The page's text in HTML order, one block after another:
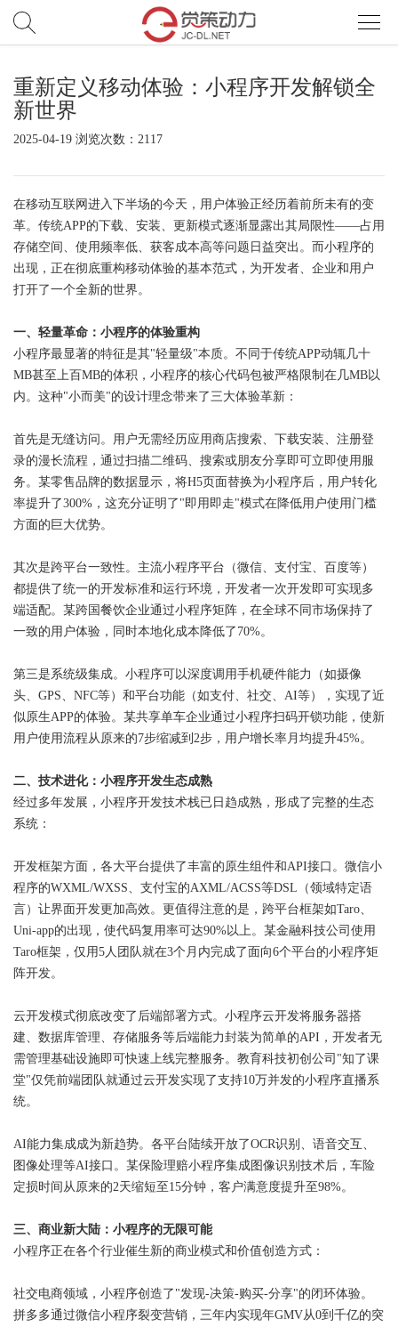
首
务
网
开
发
序/APP
开
发
商
例
策
新
系
重新定义移动体验：小程序开发解锁全
新世界
2025-04-19 浏览次数：2117
在移动互联网进入下半场的今天，用户体验正经历着前所未有的变
革。传统APP的下载、安装、更新模式逐渐显露出其局限性——占用
存储空间、使用频率低、获客成本高等问题日益突出。而小程序的
出现，正在彻底重构移动体验的基本范式，为开发者、企业和用户
打开了一个全新的世界。
一、轻量革命：小程序的体验重构
小程序最显著的特征是其"轻量级"本质。不同于传统APP动辄几十
MB甚至上百MB的体积，小程序的核心代码包被严格限制在几MB以
内。这种"小而美"的设计理念带来了三大体验革新：
首先是无缝访问。用户无需经历应用商店搜索、下载安装、注册登
录的漫长流程，通过扫描二维码、搜索或朋友分享即可立即使用服
务。某零售品牌的数据显示，将H5页面替换为小程序后，用户转化
率提升了300%，这充分证明了"即用即走"模式在降低用户使用门槛
方面的巨大优势。
其次是跨平台一致性。主流小程序平台（微信、支付宝、百度等）
都提供了统一的开发标准和运行环境，开发者一次开发即可实现多
端适配。某跨国餐饮企业通过小程序矩阵，在全球不同市场保持了
一致的用户体验，同时本地化成本降低了70%。
第三是系统级集成。小程序可以深度调用手机硬件能力（如摄像
头、GPS、NFC等）和平台功能（如支付、社交、AI等），实现了近
似原生APP的体验。某共享单车企业通过小程序扫码开锁功能，使新
用户使用流程从原来的7步缩减到2步，用户增长率月均提升45%。
二、技术进化：小程序开发生态成熟
经过多年发展，小程序开发技术栈已日趋成熟，形成了完整的生态
系统：
开发框架方面，各大平台提供了丰富的原生组件和API接口。微信小
程序的WXML/WXSS、支付宝的AXML/ACSS等DSL（领域特定语
言）让界面开发更加高效。更值得注意的是，跨平台框架如Taro、
Uni-app的出现，使代码复用率可达90%以上。某金融科技公司使用
Taro框架，仅用5人团队就在3个月内完成了面向6个平台的小程序矩
阵开发。
云开发模式彻底改变了后端部署方式。小程序云开发将服务器搭
建、数据库管理、存储服务等后端能力封装为简单的API，开发者无
需管理基础设施即可快速上线完整服务。教育科技初创公司"知了课
堂"仅凭前端团队就通过云开发实现了支持10万并发的小程序直播系
统。
AI能力集成成为新趋势。各平台陆续开放了OCR识别、语音交互、
图像处理等AI接口。某保险理赔小程序集成图像识别技术后，车险
定损时间从原来的2天缩短至15分钟，客户满意度提升至98%。
三、商业新大陆：小程序的无限可能
小程序正在各个行业催生新的商业模式和价值创造方式：
社交电商领域，小程序创造了"发现-决策-购买-分享"的闭环体验。
拼多多通过微信小程序裂变营销，三年内实现年GMV从0到千亿的突